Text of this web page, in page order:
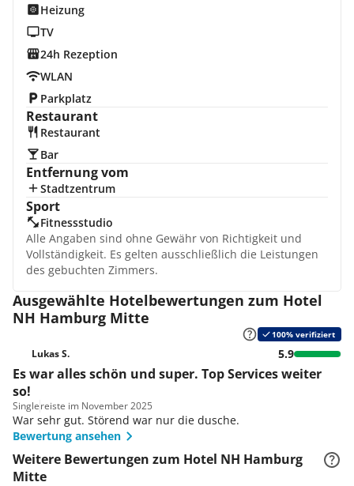
Heizung
TV
24h Rezeption
WLAN
Parkplatz
Restaurant
Restaurant
Bar
Entfernung vom
Stadtzentrum
Sport
Fitnessstudio
Alle Angaben sind ohne Gewähr von Richtigkeit und
Vollständigkeit. Es gelten ausschließlich die Leistungen
des gebuchten Zimmers.
Ausgewählte Hotelbewertungen zum Hotel
NH Hamburg Mitte
100% verifiziert
Lukas S. 5.9
Es war alles schön und super. Top Services weiter
so!
Singlereiste im November 2025
War sehr gut. Störend war nur die dusche.
Bewertung ansehen
Weitere Bewertungen zum Hotel NH Hamburg
Mitte